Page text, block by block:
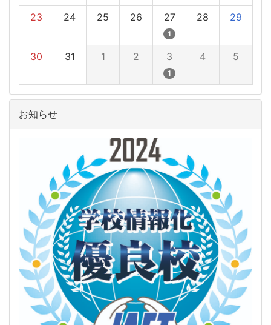
23 24 25 26 27
1
28 29
30 31 1 2 3
1
4 5
お知らせ